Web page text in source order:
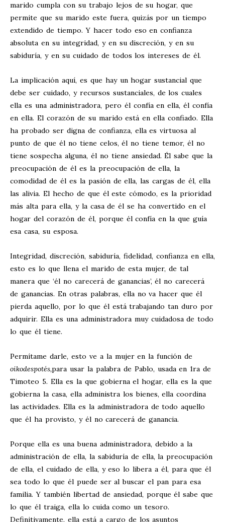
marido cumpla con su trabajo lejos de su hogar, que
permite que su marido este fuera, quizás por un tiempo
extendido de tiempo. Y hacer todo eso en confianza
absoluta en su integridad, y en su discreción, y en su
sabiduría, y en su cuidado de todos los intereses de él.
La implicación aquí, es que hay un hogar sustancial que
debe ser cuidado, y recursos sustanciales, de los cuales
ella es una administradora, pero él confía en ella, él confía
en ella. El corazón de su marido está en ella confiado. Ella
ha probado ser digna de confianza, ella es virtuosa al
punto de que él no tiene celos, él no tiene temor, él no
tiene sospecha alguna, él no tiene ansiedad. Él sabe que la
preocupación de él es la preocupación de ella, la
comodidad de él es la pasión de ella, las cargas de él, ella
las alivia. El hecho de que él este cómodo, es la prioridad
más alta para ella, y la casa de él se ha convertido en el
hogar del corazón de él, porque él confía en la que guía
esa casa, su esposa.
Integridad, discreción, sabiduría, fidelidad, confianza en ella,
esto es lo que llena el marido de esta mujer, de tal
manera que ‘él no carecerá de ganancias’, él no carecerá
de ganancias. En otras palabras, ella no va hacer que él
pierda aquello, por lo que él está trabajando tan duro por
adquirir. Ella es una administradora muy cuidadosa de todo
lo que él tiene.
Permítame darle, esto ve a la mujer en la función de
oikodespotés,para usar la palabra de Pablo, usada en 1ra de
Timoteo 5. Ella es la que gobierna el hogar, ella es la que
gobierna la casa, ella administra los bienes, ella coordina
las actividades. Ella es la administradora de todo aquello
que él ha provisto, y él no carecerá de ganancia.
Porque ella es una buena administradora, debido a la
administración de ella, la sabiduría de ella, la preocupación
de ella, el cuidado de ella, y eso lo libera a él, para que él
sea todo lo que él puede ser al buscar el pan para esa
familia. Y también libertad de ansiedad, porque él sabe que
lo que él traiga, ella lo cuida como un tesoro.
Definitivamente, ella está a cargo de los asuntos